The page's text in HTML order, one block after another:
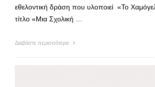
εθελοντική δράση που υλοποιεί «Το
τίτλο «Μια Σχολική …
Διαβάστε περισσότερα